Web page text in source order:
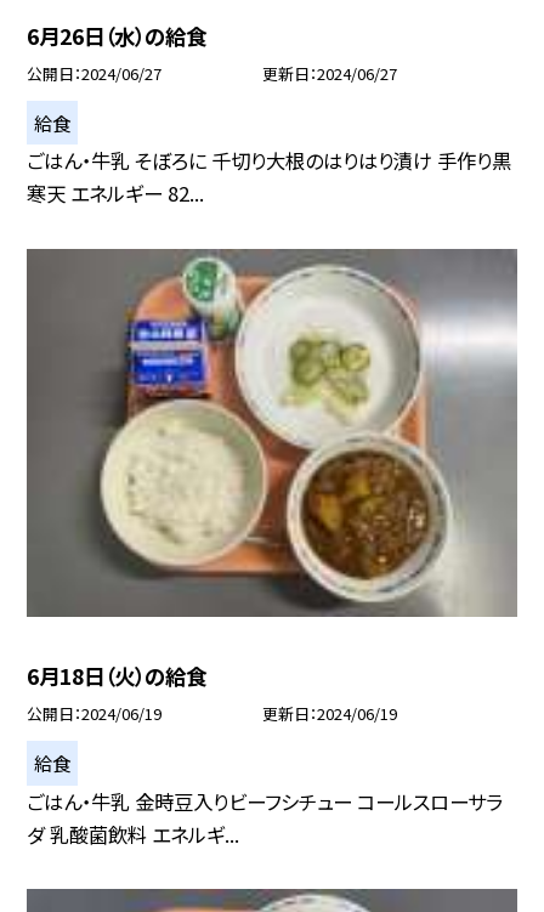
6月26日（水）の給食
公開日 2024/06/27 更新日 2024/06/27
給食
ごはん・牛乳 そぼろに 千切り大根のはりはり漬け 手作り黒
寒天 エネルギー 82...
6月18日（火）の給食
公開日 2024/06/19 更新日 2024/06/19
給食
ごはん・牛乳 金時豆入りビーフシチュー コールスローサラ
ダ 乳酸菌飲料 エネルギ...